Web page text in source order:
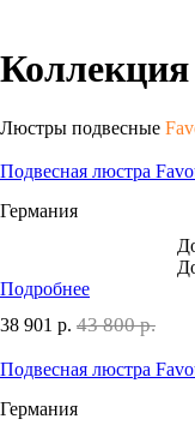
Люстры подвесные
Подвесная люстра
Германия
Подробнее
38 901 р. 43 800 р.
Подвесная люстра
Германия